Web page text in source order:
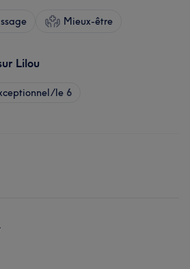
Mieux-être
Lilou
le 6